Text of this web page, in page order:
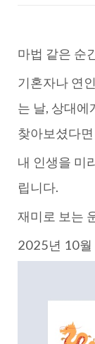
마법 같은 순
기혼자나 연
는 날, 상대에
찾아보셨다
내 인생을 미
립니다.
재미로 보는
2025년 10월